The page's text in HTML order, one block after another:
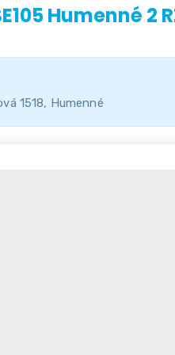
Humenné 2
1518, Humenné